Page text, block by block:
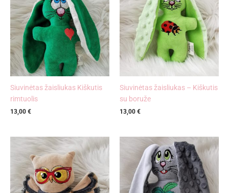
Siuvinėtas žaisliukas Kiškutis
rimtuolis
13,00 €
Siuvinėtas žaisliukas – Kiškutis
su boruže
13,00 €